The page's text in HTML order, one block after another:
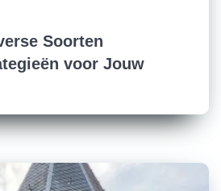
Soorten
voor Jouw